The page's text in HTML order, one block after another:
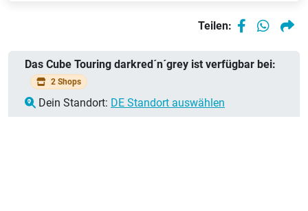
Teilen:
Das Cube Touring darkred´n´grey ist verfügbar bei:
2 Shops
Dein Standort: DE Standort auswählen